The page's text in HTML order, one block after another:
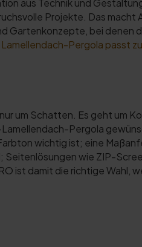
aus Technik und
Projekte. Das macht
Gartenkonzepte, bei denen
Pergola passt
um Schatten. Es geht um
Pergola
wichtig ist; eine
wie ZIP-
ist damit die richtige Wahl,